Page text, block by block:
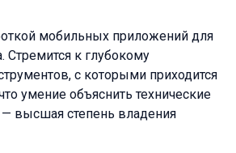
мобильных приложений для
Стремится к глубокому
с которыми приходится
умение объяснить технические
высшая степень владения